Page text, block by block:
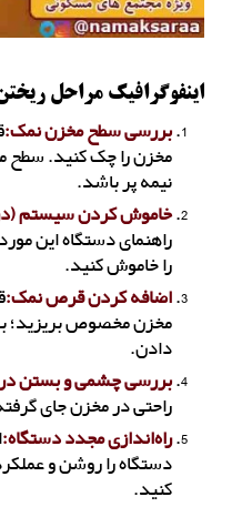
اینفوگرافیک مراحل
بررسی سطح مخزن نمک:
مخزن را چک کنید. سطح
نیمه پر باشد.
خاموش کردن سیستم
راهنمای دستگاه این
را خاموش کنید.
اضافه کردن قرص نمک:
مخزن مخصوص بریزید؛
دادن.
بررسی چشمی و بستن
راحتی در مخزن جای
راه‌اندازی مجدد دستگاه:
دستگاه را روشن و
کنید.